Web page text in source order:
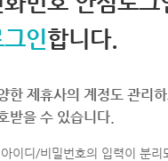
인합니다.
한 제휴사의 계정도 관리
받을 수 있습니다.
아이디/비밀번호의 입력이 분